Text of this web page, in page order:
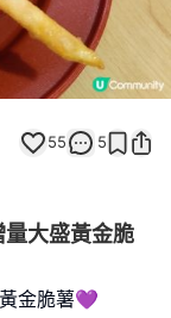
55 5
大盛黃金脆
金脆薯💜